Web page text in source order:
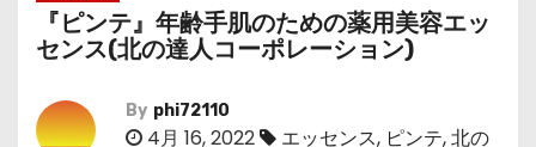
『ピンテ』年齢手肌のための薬用美容エッ
センス(北の達人コーポレーション)
By phi72110
4月 16, 2022 エッセンス, ピンテ,北の